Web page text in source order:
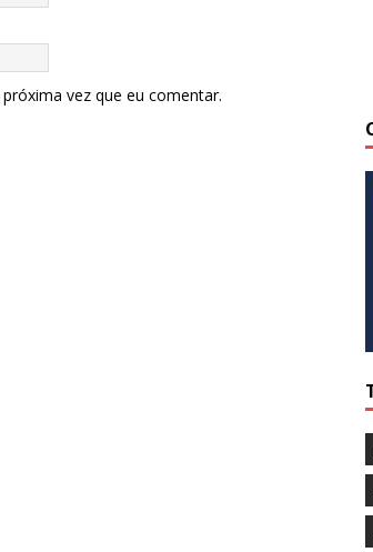
vez que eu comentar.